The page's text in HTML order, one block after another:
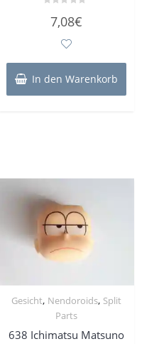
mit
7,08€
In den Warenkorb
Gesicht, Nendoroids, Split
Parts
638 Ichimatsu Matsuno